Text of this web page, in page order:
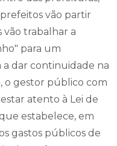
vão partir
vão trabalhar a
para um
dar continuidade na
o gestor público com
atento à Lei de
estabelece, em
gastos públicos de